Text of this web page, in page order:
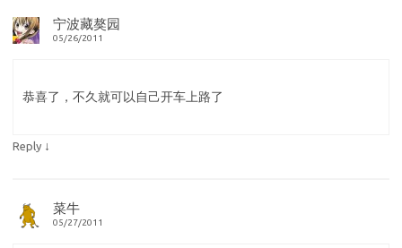
宁波藏獒园
05/26/2011
恭喜了，不久就可以自己开车上路了
Reply ↓
菜牛
05/27/2011